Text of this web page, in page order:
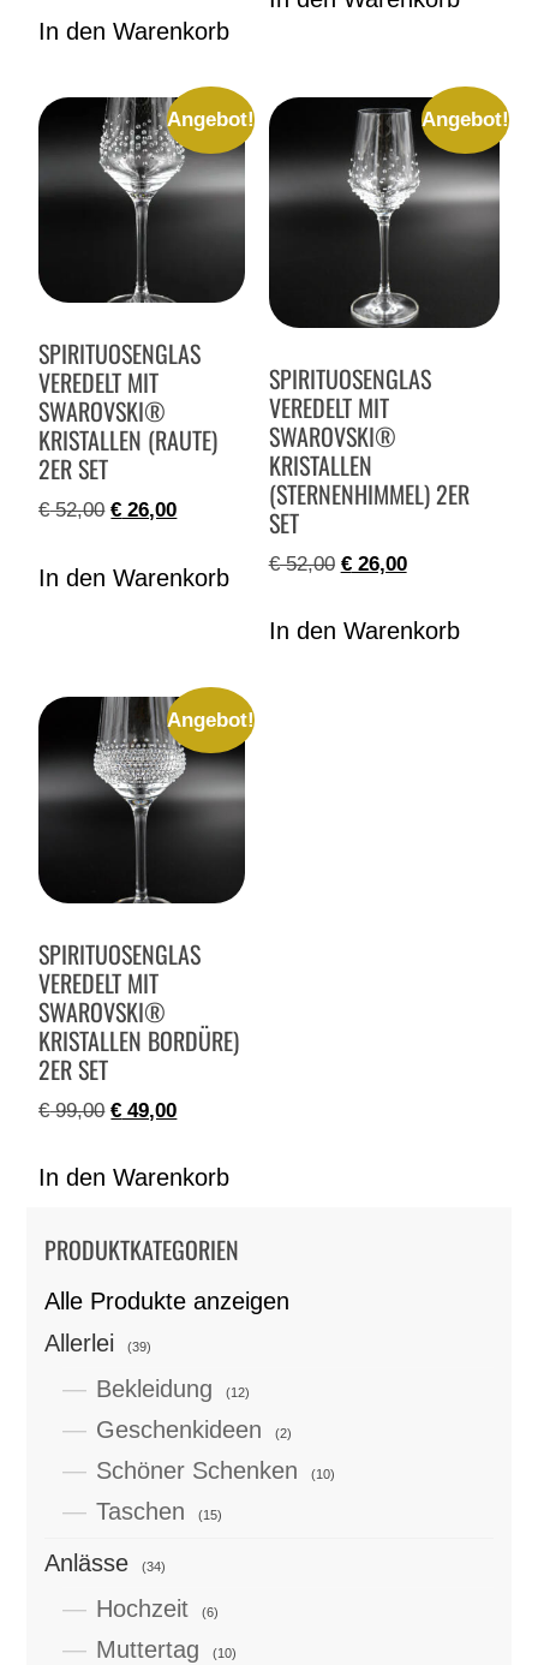
PRODUKTKATEGORIEN
Alle Produkte anzeigen
Allerlei
(39)
Bekleidung (12)
Geschenkideen (2)
Schöner Schenken (10)
Taschen (15)
Anlässe (34)
Hochzeit (6)
Muttertag (10)
In den Warenkorb
Angebot!
SPIRITUOSENGLAS
VEREDELT MIT
SWAROVSKI®
KRISTALLEN (RAUTE)
2ER SET
€52,00 € 26,00
In den Warenkorb
Angebot!
SPIRITUOSENGLAS
VEREDELT MIT
SWAROVSKI®
KRISTALLEN
(STERNENHIMMEL) 2ER
SET
€52,00 €26,00
In den Warenkorb
Angebot!
SPIRITUOSENGLAS
VEREDELT MIT
SWAROVSKI®
KRISTALLEN BORDÜRE)
2ER SET
€99,00 € 49,00
In den Warenkorb